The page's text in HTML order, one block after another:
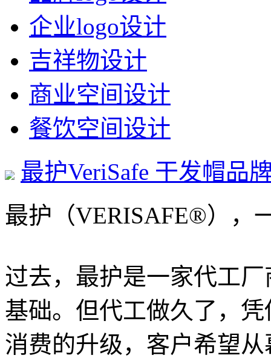
企业logo设计
吉祥物设计
商业空间设计
餐饮空间设计
最护VeriSafe 干发帽品
最护（VERISAFE®），
过去，最护是一家代工
基础。但代工做久了，
消费的升级，客户希望